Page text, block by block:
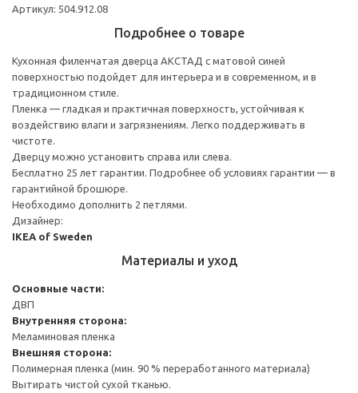
Артикул: 504.912.08
Подробнее о товаре
Кухонная филенчатая дверца АКСТАД с матовой синей
поверхностью подойдет для интерьера и в современном, и в
традиционном стиле.
Пленка — гладкая и практичная поверхность, устойчивая к
воздействию влаги и загрязнениям. Легко поддерживать в
чистоте.
Дверцу можно установить справа или слева.
Бесплатно 25 лет гарантии. Подробнее об условиях гарантии — в
гарантийной брошюре.
Необходимо дополнить 2 петлями.
Дизайнер:
IKEA of Sweden
Материалы и уход
Основные части:
ДВП
Внутренняя сторона:
Меламиновая пленка
Внешняя сторона:
Полимерная пленка (мин. 90 % переработанного материала)
Вытирать чистой сухой тканью.